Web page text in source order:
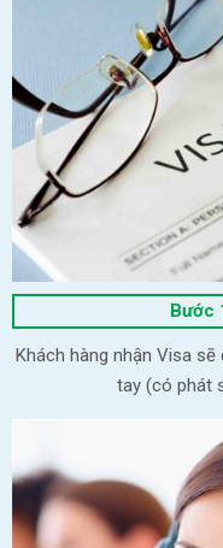
Bước
Khách hàng nhận Visa
tay (có phát